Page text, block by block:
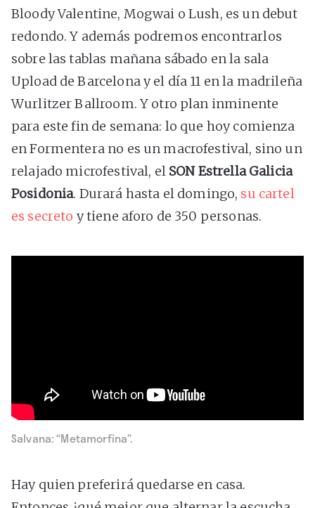
Bloody Valentine, Mogwai o Lush, es un debut
redondo. Y además podremos encontrarlos
sobre las tablas mañana sábado en la sala
Upload de Barcelona y el día 11 en la madrileña
Wurlitzer Ballroom. Y otro plan inminente
para este fin de semana: lo que hoy comienza
en Formentera no es un macrofestival, sino un
relajado microfestival, el SON Estrella Galicia
Posidonia. Durará hasta el domingo, su cartel
es secreto y tiene aforo de 350 personas.
Salvana: “Metamorfina”.
Hay quien preferirá quedarse en casa.